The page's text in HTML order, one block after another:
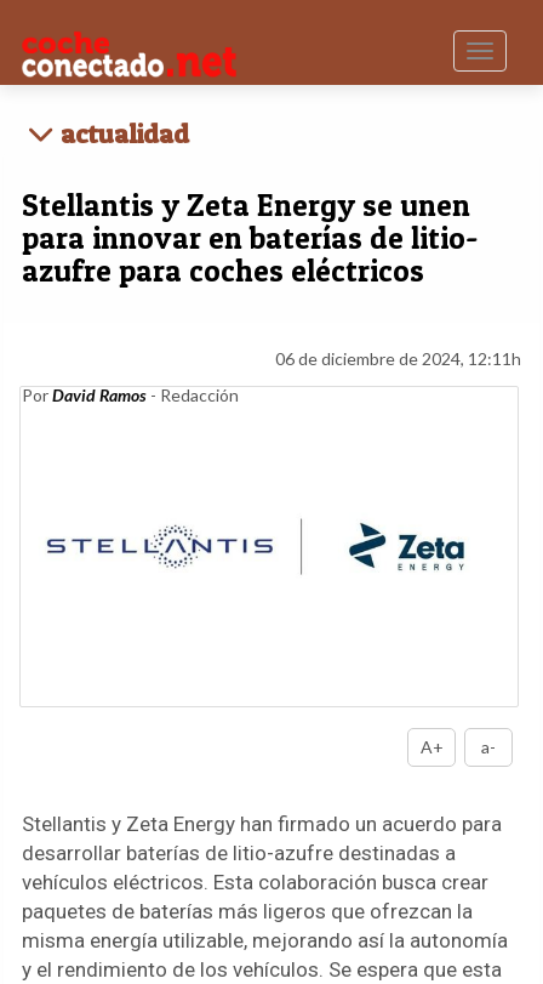
Toggle
actualidad
Stellantis y Zeta Energy se unen
para innovar en baterías de litio-
azufre para coches eléctricos
06 de diciembre de 2024, 12:11h
PorDavid Ramos - Redacción
A+ a-
Stellantis y Zeta Energy han firmado un acuerdo para
desarrollar baterías de litio-azufre destinadas a
vehículos eléctricos. Esta colaboración busca crear
paquetes de baterías más ligeros que ofrezcan la
misma energía utilizable, mejorando así la autonomía
y el rendimiento de los vehículos. Se espera que esta